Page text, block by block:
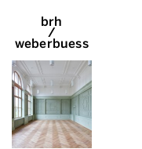
brh
/
weberbuess